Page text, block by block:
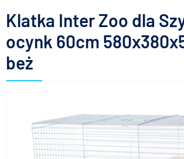
Klatka Inter Zoo dla
ocynk 60cm
beż